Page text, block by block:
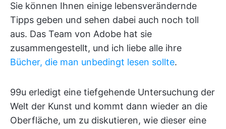
Sie können Ihnen einige lebensverändernde
Tipps geben und sehen dabei auch noch toll
aus. Das Team von Adobe hat sie
zusammengestellt, und ich liebe alle ihre
Bücher, die man unbedingt lesen sollte.
99u erledigt eine tiefgehende Untersuchung der
Welt der Kunst und kommt dann wieder an die
Oberfläche, um zu diskutieren, wie dieser eine